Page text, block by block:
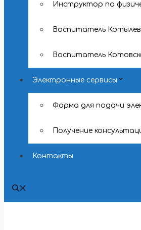
Инструктор по
Воспитатель
Воспитатель
Электронные сервисы
Форма для подачи
Получение
Контакты